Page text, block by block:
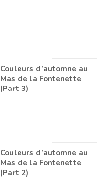
Couleurs d’automne au
Mas de la Fontenette
(Part 3)
Couleurs d’automne au
Mas de la Fontenette
(Part 2)